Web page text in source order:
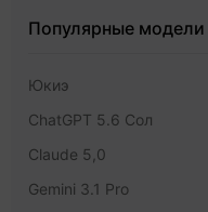
Популярные модели
Юкиэ
ChatGPT 5.6 Сол
Claude 5,0
Gemini 3.1 Pro